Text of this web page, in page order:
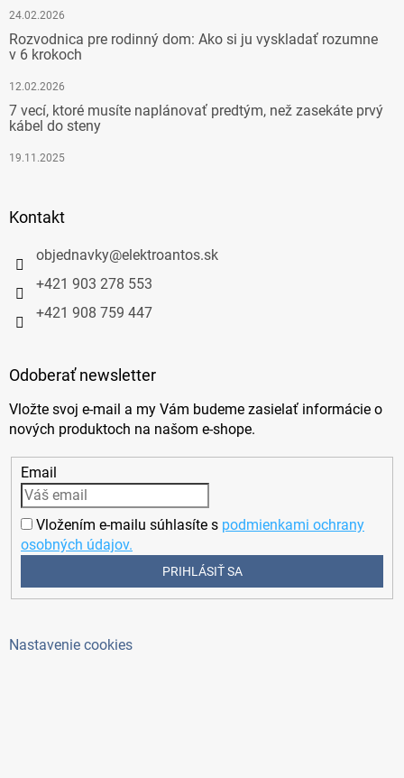
24.02.2026
Rozvodnica pre rodinný dom: Ako si ju vyskladať rozumne
v 6 krokoch
12.02.2026
7 vecí, ktoré musíte naplánovať predtým, než zasekáte prvý
kábel do steny
19.11.2025
Kontakt
objednavky@elektroantos.sk
+421 903 278 553
+421 908 759 447
Odoberať newsletter
Vložte svoj e-mail a my Vám budeme zasielať informácie o
nových produktoch na našom e-shope.
Email
Vložením e-mailu súhlasíte s podmienkami ochrany
osobných údajov.
PRIHLÁSIŤ SA
Nastavenie cookies